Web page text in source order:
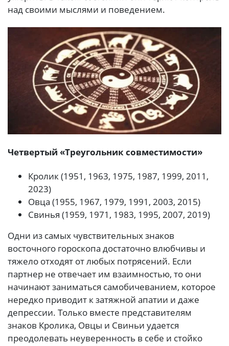
над своими мыслями и поведением.
Четвертый «Треугольник совместимости»
Кролик (1951, 1963, 1975, 1987, 1999, 2011,
2023)
Овца (1955, 1967, 1979, 1991, 2003, 2015)
Свинья (1959, 1971, 1983, 1995, 2007, 2019)
Одни из самых чувствительных знаков
восточного гороскопа достаточно влюбчивы и
тяжело отходят от любых потрясений. Если
партнер не отвечает им взаимностью, то они
начинают заниматься самобичеванием, которое
нередко приводит к затяжной апатии и даже
депрессии. Только вместе представителям
знаков Кролика, Овцы и Свиньи удается
преодолевать неуверенность в себе и стойко